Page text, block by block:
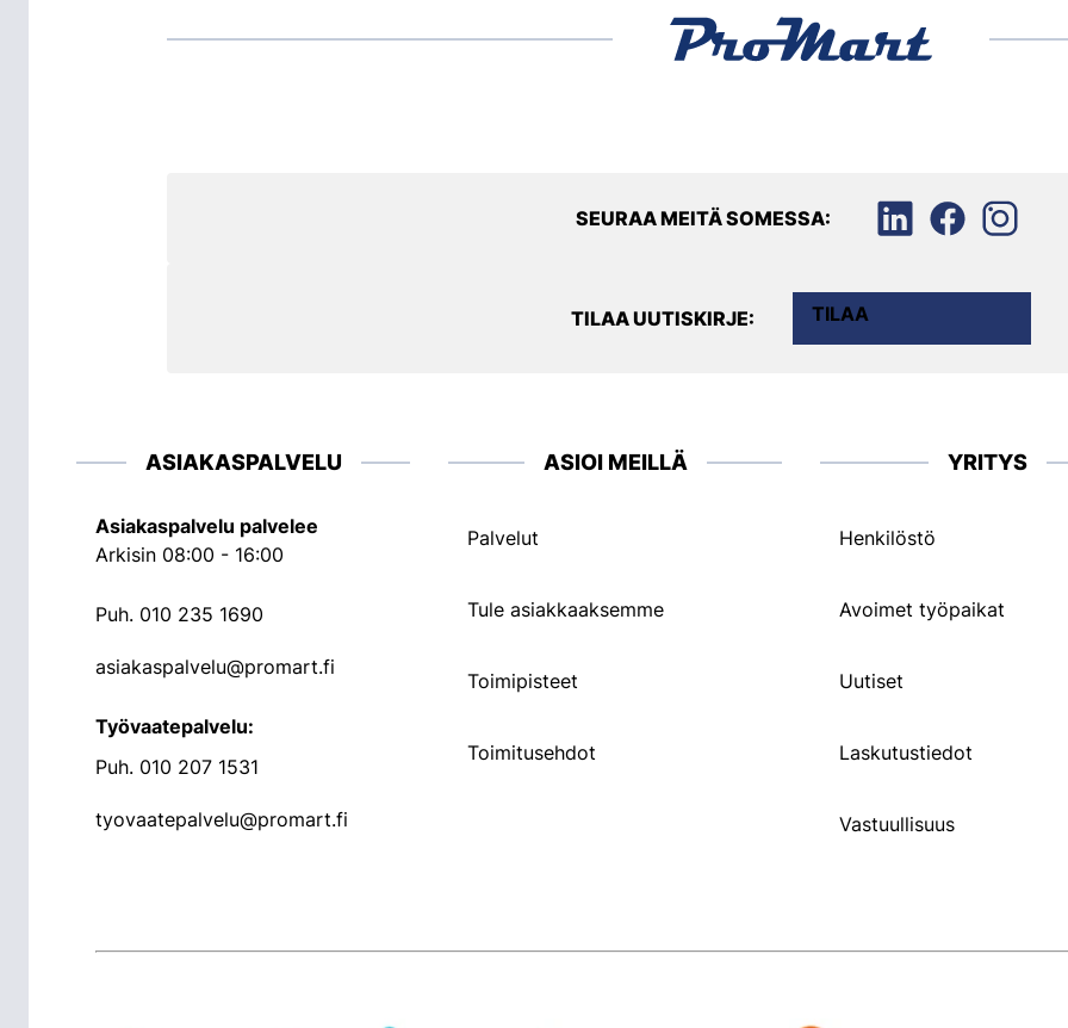
SEURAA MEITÄ SOMESSA:
TILAA UUTISKIRJE: TILAA
ASIAKASPALVELU
Asiakaspalvelu palvelee
Arkisin 08:00 - 16:00
Puh. 010 235 1690
asiakaspalvelu@promart.fi
Työvaatepalvelu:
Puh. 010 207 1531
tyovaatepalvelu@promart.fi
ASIOI MEILLÄ
Palvelut
Tule asiakkaaksemme
Toimipisteet
Toimitusehdot
YRITYS
Henkilöstö
Avoimet työpaikat
Uutiset
Laskutustiedot
Vastuullisuus